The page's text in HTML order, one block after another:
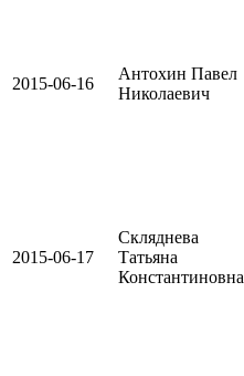
2015-06-16
Антохин Павел
Николаевич
2015-06-17
Скляднева
Татьяна
Константиновна